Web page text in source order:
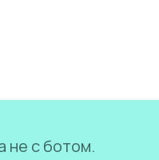
не с ботом.